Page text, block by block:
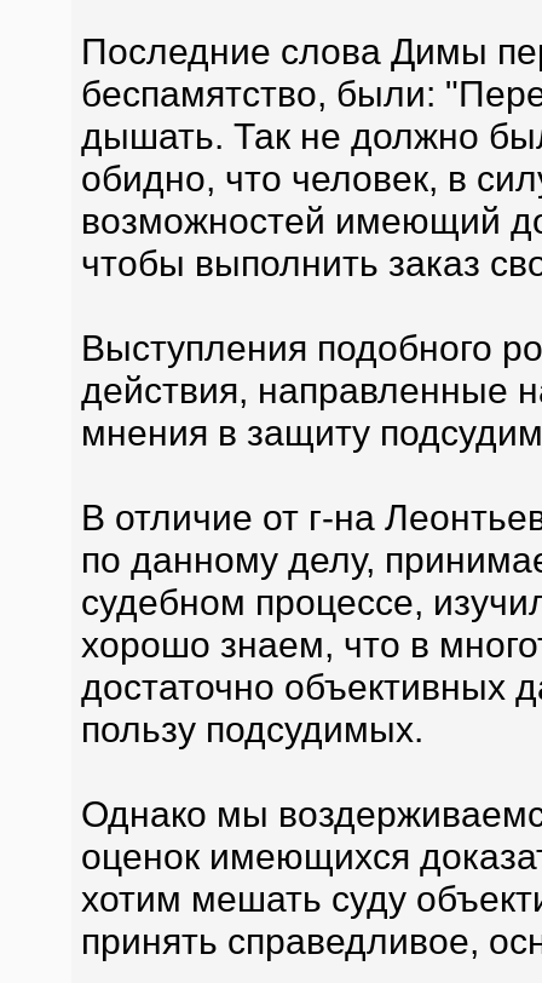
Последние слова Димы
беспамятство, были:
дышать. Так не должно
обидно, что человек, в
возможностей имеющий
чтобы выполнить заказ
Выступления подобного
действия, направленные
мнения в защиту
В отличие от г-на
по данному делу,
судебном процессе,
хорошо знаем, что в
достаточно объективных
пользу подсудимых.
Однако мы
оценок имеющихся
хотим мешать суду
принять справедливое,